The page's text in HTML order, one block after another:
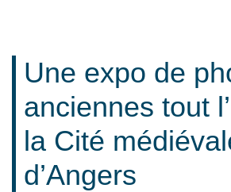
Une expo de
anciennes tout
la Cité
d’Angers